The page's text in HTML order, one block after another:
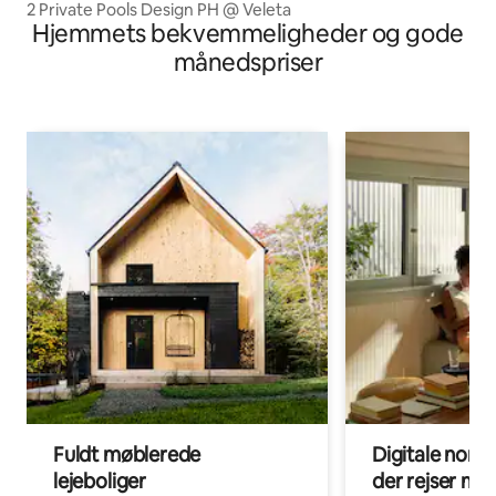
2 Private Pools Design PH @ Veleta
Hjemmets bekvemmeligheder og gode
månedspriser
Fuldt møblerede
lejeboliger
Digitale
der rejser